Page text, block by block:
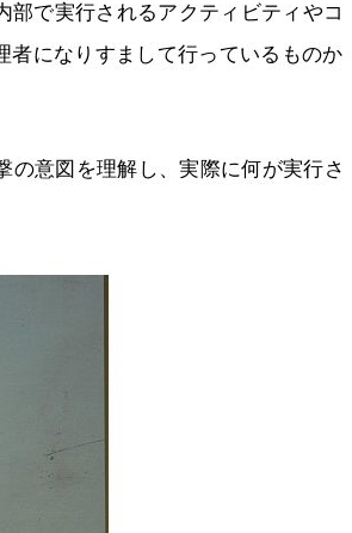
で実行されるアクティビティやコ
者になりすまして行っているものか
の意図を理解し、実際に何が実行さ